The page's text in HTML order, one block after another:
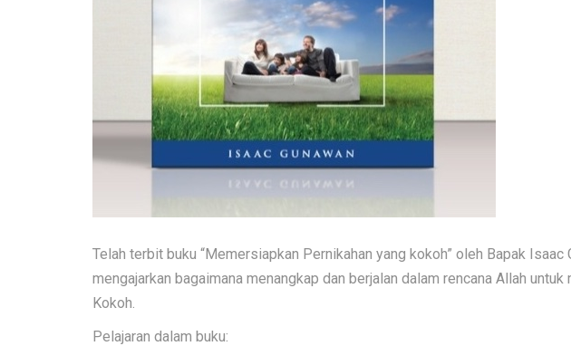
Telah terbit buku “Memersiapkan Pernikahan yang kokoh” oleh Bapak Isaac
mengajarkan bagaimana menangkap dan berjalan dalam rencana Allah untuk
Kokoh.
Pelajaran dalam buku: